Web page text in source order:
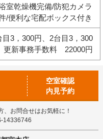
室乾燥機完備/防犯カメラ
/便利な宅配ボックス付き
3，300円、2台目3，300
新事務手数料 22000円
空室確認
内見予約
、お問合せはお気軽に！
14336746